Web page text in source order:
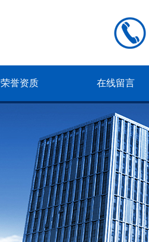
荣誉资质 在线留言